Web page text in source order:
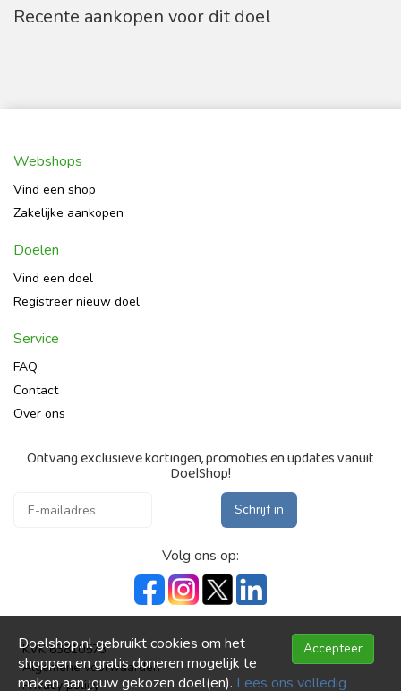
Recente aankopen voor dit doel
Webshops
Vind een shop
Zakelijke aankopen
Doelen
Vind een doel
Registreer nieuw doel
Service
FAQ
Contact
Over ons
Ontvang exclusieve kortingen, promoties en updates vanuit
DoelShop!
Schrijf in
Volg ons op:
KVK 63810573
Algemene voorwaarden
Privacy policy
Accepteer
Doelshop.nl gebruikt cookies om het
shoppen en gratis doneren mogelijk te
maken aan jouw gekozen doel(en). Lees ons volledig